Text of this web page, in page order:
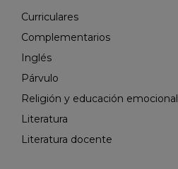
Curriculares
Complementarios
Inglés
Párvulo
Religión y educación emocional
Literatura
Literatura docente